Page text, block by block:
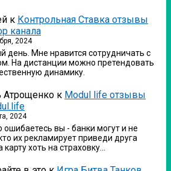
к Контрольная Ставка отзывы
канала
2024
день. Мне нравится сотрудничать с
На дистанции можно претендовать
динамику.
Атрощенко к Modul life отзывы
2024
вы - банки могут и не
их рекламирует приведи друга
карту хоть на страховку…